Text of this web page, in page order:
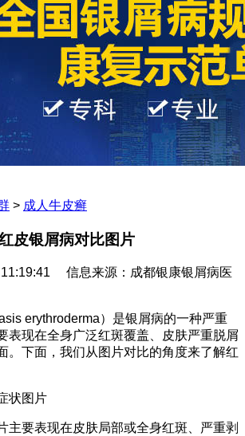
> 成人牛皮癣
皮银屑病对比图片
11:19:41 信息来源：成都银康银屑病医
erythroderma）是银屑病的一种严重
表现在全身广泛红斑覆盖、皮肤严重脱屑
。下面，我们从图片对比的角度来了解红
状图片
主要表现在皮肤局部或全身红斑、严重剥